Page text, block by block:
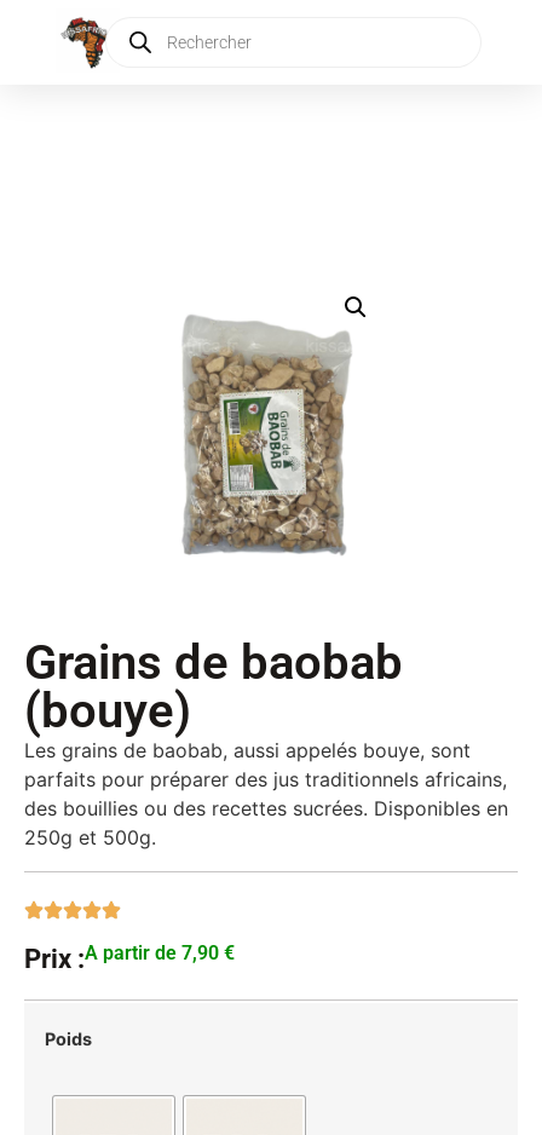
Grains de baobab
(bouye)
Les grains de baobab, aussi appelés bouye, sont
parfaits pour préparer des jus traditionnels africains,
des bouillies ou des recettes sucrées. Disponibles en
250g et 500g.
Prix :A partir de 7,90 €
Poids